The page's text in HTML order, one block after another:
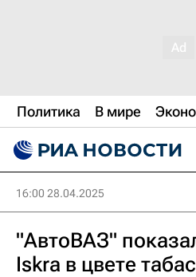
Политика В мире
16:00 28.04.2025
"АвтоВАЗ"
Iskra в цвете